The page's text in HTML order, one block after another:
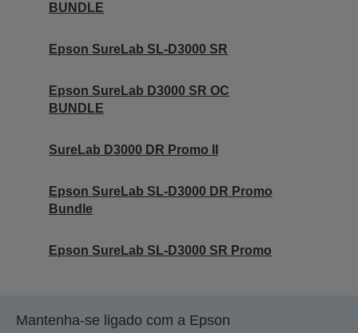
BUNDLE
Epson SureLab SL-D3000 SR
Epson SureLab D3000 SR OC
BUNDLE
SureLab D3000 DR Promo II
Epson SureLab SL-D3000 DR Promo
Bundle
Epson SureLab SL-D3000 SR Promo
Mantenha-se ligado com a Epson